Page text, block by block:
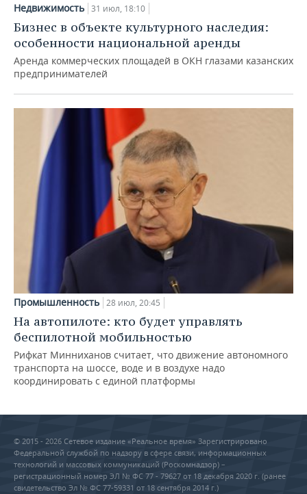
Недвижимость 31 июл, 18:10
Бизнес в объекте культурного наследия:
особенности национальной аренды
Аренда коммерческих площадей в ОКН глазами казанских
предпринимателей
Промышленность 28 июл, 20:45
На автопилоте: кто будет управлять
беспилотной мобильностью
Рифкат Минниханов считает, что движение автономного
транспорта на шоссе, воде и в воздухе надо
координировать с единой платформы
© 2015 - 2026 Сетевое издание «Реальное время» Зарегистрировано
Федеральной службой по надзору в сфере связи, информационных
технологий и массовых коммуникаций (Роскомнадзор) –
регистрационный номер ЭЛ № ФС 77 - 79627 от 18 декабря 2020 г. (ранее
свидетельство Эл № ФС 77-59331 от 18 сентября 2014 г.)